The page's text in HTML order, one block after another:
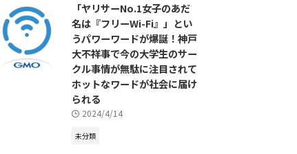
「ヤリサーNo.1女子のあだ
名は『フリーWi-Fi』」とい
うパワーワードが爆誕！神戸
大不祥事で今の大学生のサー
クル事情が無駄に注目されて
ホットなワードが社会に届け
られる
2024/4/14
未分類